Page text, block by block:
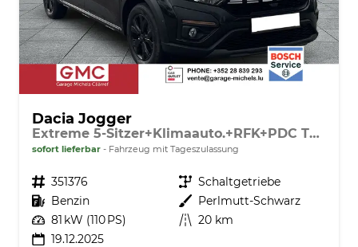
Dacia Jogger
Extreme 5-Sitzer+Klimaauto.+RFK+PDC TCe 110
sofort lieferbar Fahrzeug mit Tageszulassung
Fahrzeugnr. 351376 Getriebe Schaltgetriebe
Kraftstoff Benzin Außenfarbe Perlmutt-Schwarz
Leistung 81 kW (110 PS) Kilometerstand 20 km
19.12.2025